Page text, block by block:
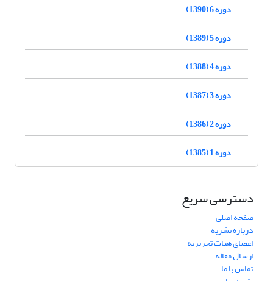
دوره 6 (1390)
دوره 5 (1389)
دوره 4 (1388)
دوره 3 (1387)
دوره 2 (1386)
دوره 1 (1385)
دسترسی سریع
صفحه اصلی
درباره نشریه
اعضای هیات تحریریه
ارسال مقاله
تماس با ما